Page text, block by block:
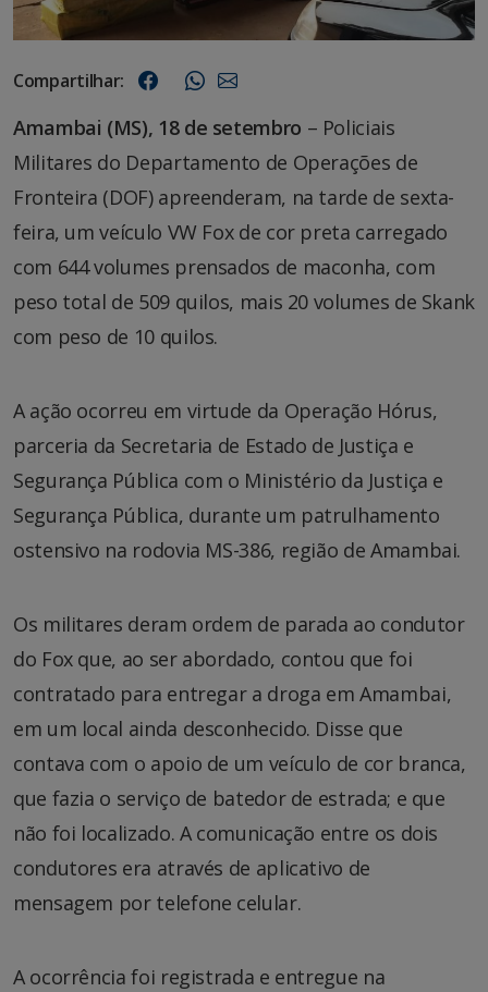
Compartilhar:
Amambai (MS), 18 de setembro – Policiais
Militares do Departamento de Operações de
Fronteira (DOF) apreenderam, na tarde de sexta-
feira, um veículo VW Fox de cor preta carregado
com 644 volumes prensados de maconha, com
peso total de 509 quilos, mais 20 volumes de Skank
com peso de 10 quilos.
A ação ocorreu em virtude da Operação Hórus,
parceria da Secretaria de Estado de Justiça e
Segurança Pública com o Ministério da Justiça e
Segurança Pública, durante um patrulhamento
ostensivo na rodovia MS-386, região de Amambai.
Os militares deram ordem de parada ao condutor
do Fox que, ao ser abordado, contou que foi
contratado para entregar a droga em Amambai,
em um local ainda desconhecido. Disse que
contava com o apoio de um veículo de cor branca,
que fazia o serviço de batedor de estrada; e que
não foi localizado. A comunicação entre os dois
condutores era através de aplicativo de
mensagem por telefone celular.
A ocorrência foi registrada e entregue na